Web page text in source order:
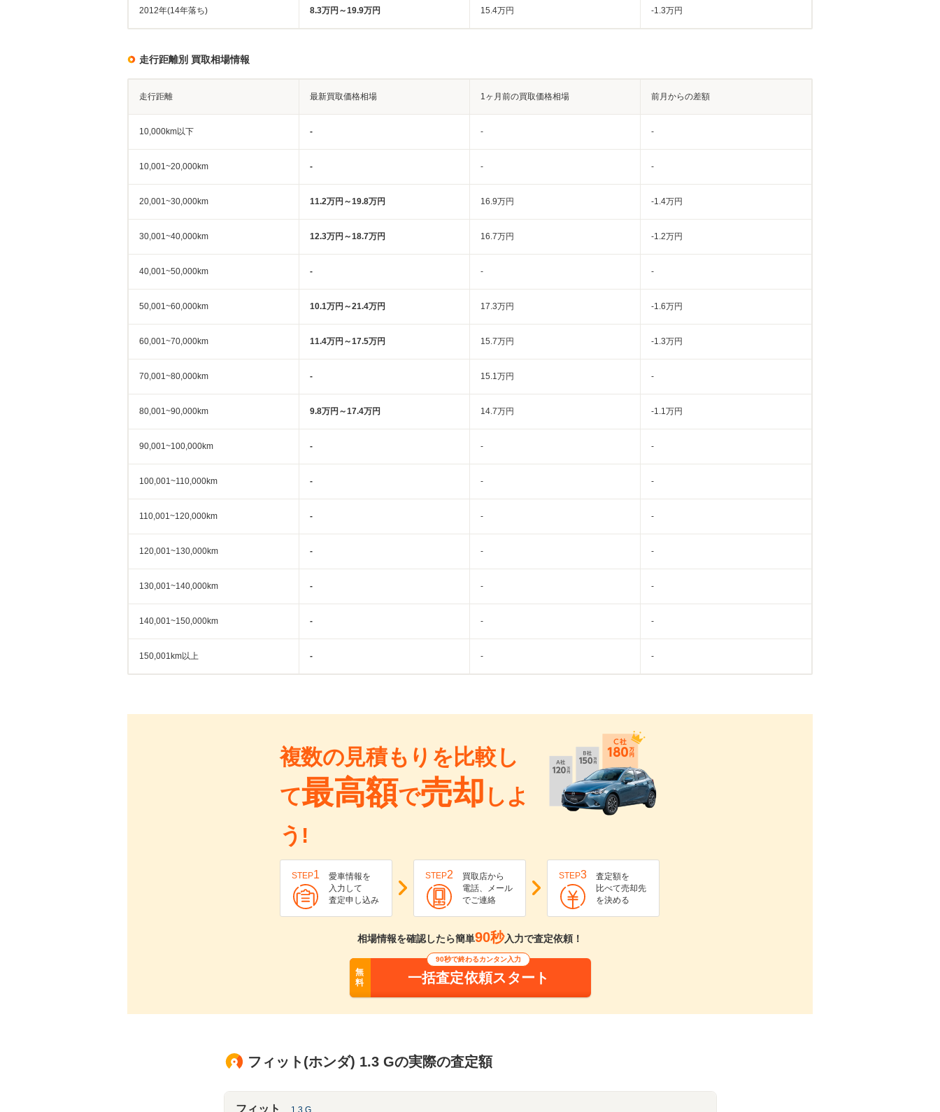
2012年(14年落ち) 8.3万円～19.9万円 15.4万円 -1.3万円
走行距離別 買取相場情報
走行距離 最新買取価格相場 1ヶ月前の買取価格相場 前月からの差額
10,000km以下 - - -
10,001~20,000km - - -
20,001~30,000km 11.2万円～19.8万円 16.9万円 -1.4万円
30,001~40,000km 12.3万円～18.7万円 16.7万円 -1.2万円
40,001~50,000km - - -
50,001~60,000km 10.1万円～21.4万円 17.3万円 -1.6万円
60,001~70,000km 11.4万円～17.5万円 15.7万円 -1.3万円
70,001~80,000km - 15.1万円 -
80,001~90,000km 9.8万円～17.4万円 14.7万円 -1.1万円
90,001~100,000km - - -
100,001~110,000km - - -
110,001~120,000km - - -
120,001~130,000km - - -
130,001~140,000km - - -
140,001~150,000km - - -
150,001km以上 - - -
複数の見積もりを比較し
て最高額で売却 しよ
う!
STEP1
愛車情報を
入力して
査定申し込み
STEP2
買取店から
電話、メール
でご連絡
STEP3
査定額を
比べて売却先
を決める
相場情報を確認したら簡単90秒入力で査定依頼！
無
料
90秒で終わるカンタン入力
一括査定依頼スタート
フィット(ホンダ) 1.3 Gの実際の査定額
フィット 1.3 G